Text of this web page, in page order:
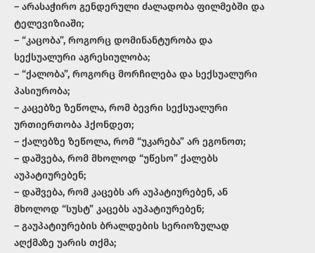
– არასაჭირო გენდერული ძალადობა ფილმებში და
ტელევიზიაში;
– “კაცობა”, როგორც დომინანტურობა და
სექსუალური აგრესიულობა;
– “ქალობა”, როგორც მორჩილება და სექსუალური
პასიურობა;
– კაცებზე ზეწოლა, რომ ბევრი სექსუალური
ურთიერთობა ჰქონდეთ;
– ქალებზე ზეწოლა, რომ “უკარება” არ ეგონოთ;
– დაშვება, რომ მხოლოდ “უწესო” ქალებს
აუპატიურებენ;
– დაშვება, რომ კაცებს არ აუპატიურებენ, ან
მხოლოდ “სუსტ” კაცებს აუპატიურებენ;
– გაუპატიურების ბრალდების სერიოზულად
აღქმაზე უარის თქმა;